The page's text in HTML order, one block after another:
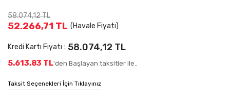
58.074,12 TL
52.266,71 TL (Havale Fiyatı)
Kredi Kartı Fiyatı : 58.074,12 TL
5.613,83 TL'den Başlayan taksitler ile..
Taksit Seçenekleri İçin Tıklayınız